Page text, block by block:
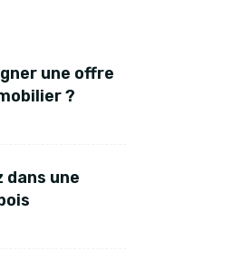
une offre
?
dans une